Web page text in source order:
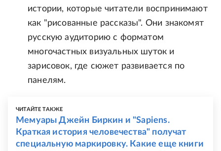
истории, которые читатели воспринимают
как "рисованные рассказы". Они знакомят
русскую аудиторию с форматом
многочастных визуальных шуток и
зарисовок, где сюжет развивается по
панелям.
ЧИТАЙТЕ ТАКЖЕ
Мемуары Джейн Биркин и "Sapiens.
Краткая история человечества" получат
специальную маркировку. Какие еще книги